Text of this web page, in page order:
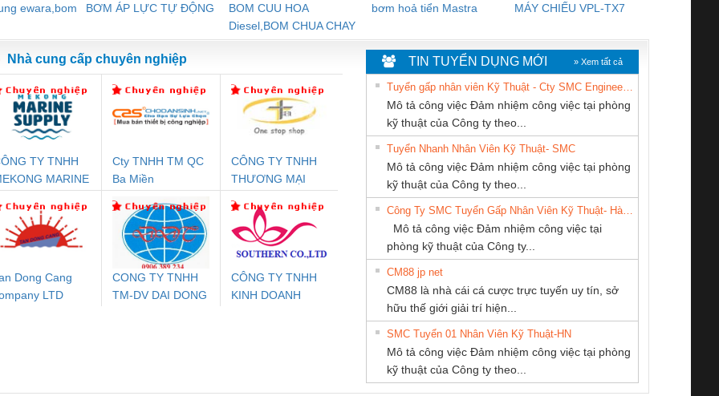
ewara,bom
BƠM ÁP LỰC TỰ ĐỘNG
BOM CUU HOA
Diesel,BOM CHUA CHAY
bơm hoả tiển Mastra MÁY CHIẾU VPL-TX7
An Toàn
Contact
1NO-
24DC-SP -
Rơ Le An Toàn
Phoenix Contact
PSR-SCP-
24UC/ESL4/3X1/1X2/B
- 2981059
Điện AC
Mô-đun Ắc Quy UPS
Bộ Lặp Tín Hiệu
PROFIBUS Phoenix
Contact PSI-REP-
PROFIBUS/12MB -
2708863
Rơ Le An Toàn
Phoenix Contact
2986960 – PSR-
SCP-
24DC/FSP/2X1/1X2
Rơ Le An Toàn
Bộ giám sát chuỗi
tấm pin
TRANSCLINIC 16I+
1K5 H (2502520000)
Bộ giám sát chuỗi
tấm pin
TRANSCLINIC 16I+
1K5 L (2433950000)
Bộ giám sát dòng
TRANSCLINIC 16I+
(2008130000)
Bộ chỉnh lưu nguồn
điện TRANSCLINIC
BKE 1K5.4
(7791400879)2. Giá
Nẹp nhôm chống
trơn Đà Nẵng
Nhà cung cấp chuyên nghiệp
TY TNHH
MARINE
Cty TNHH TM QC
Ba Miền
CÔNG TY TNHH
THƯƠNG MẠI
NAM
Dong Cang
LTD
CONG TY TNHH
TM-DV DAI DONG
CÔNG TY TNHH
KINH DOANH
Công Ty TNHH
Thiết Bị Điện Nam
Quốc Thịnh
CÔNG TY TNHH
THƯƠNG MẠI
DỊCH VỤ KỸ
THUẬT ĐIỆN CƠ
GIA HƯNG PHÁT
CÔNG TY CP TỰ
HƯNG
CÔNG TY TNHH
KỸ THUẬT KTECH
VIỆT NAM
THIẾT BỊ CÔNG
NGHIỆP NIHON
SETSUBI VIỆT
NAM
PHẦN TỰ ĐỘNG
TIN TUYỂN DỤNG MỚI » Xem tất cả
Mô tả công việc Đảm nhiệm công việc tại phòng
kỹ thuật của Công ty theo...
Tuyển Nhanh Nhân Viên Kỹ Thuật- SMC
Mô tả công việc Đảm nhiệm công việc tại phòng
kỹ thuật của Công ty theo...
Mô tả công việc Đảm nhiệm công việc tại
phòng kỹ thuật của Công ty...
CM88 jp net
CM88 là nhà cái cá cược trực tuyến uy tín, sở
hữu thế giới giải trí hiện...
SMC Tuyển 01 Nhân Viên Kỹ Thuật-HN
Mô tả công việc Đảm nhiệm công việc tại phòng
kỹ thuật của Công ty theo...